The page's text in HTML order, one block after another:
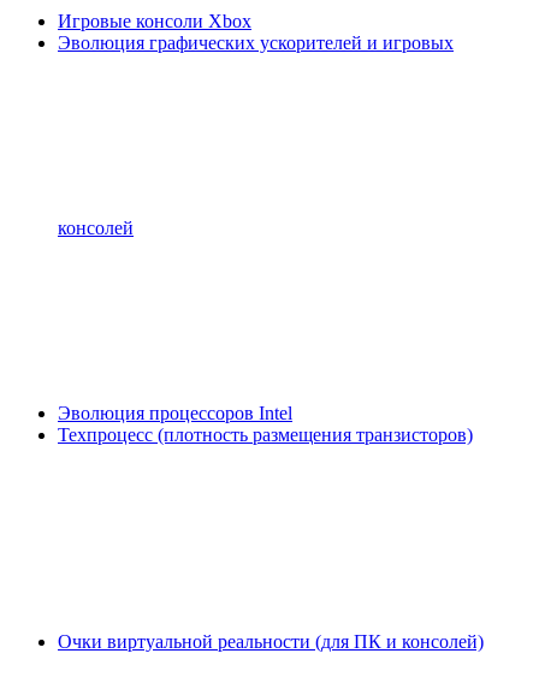
Игровые консоли Xbox
Эволюция графических ускорителей и игровых
консолей
Эволюция процессоров Intel
Техпроцесс (плотность размещения транзисторов)
Очки виртуальной реальности (для ПК и консолей)